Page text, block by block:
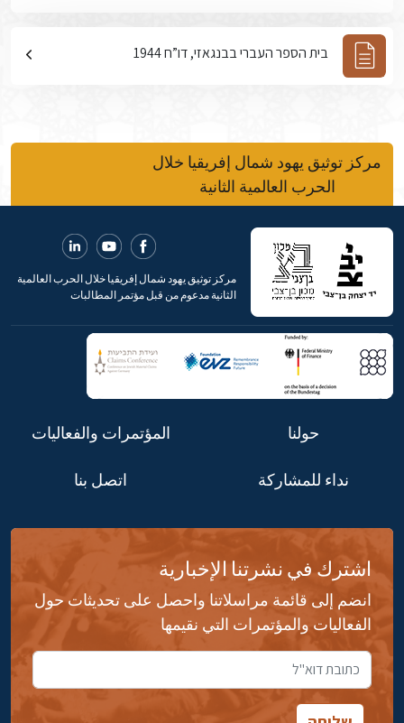
בית הספר העברי בבנגאזי, דו”ח 1944
مركز توثيق يهود شمال إفريقيا خلال
الحرب العالمية الثانية
مركز توثيق يهود شمال إفريقيا خلال الحرب العالمية
الثانية مدعوم من قبل مؤتمر المطالبات
حولنا المؤتمرات والفعاليات
نداء للمشاركة اتصل بنا
اشترك في نشرتنا الإخبارية
انضم إلى قائمة مراسلاتنا واحصل على تحديثات حول
الفعاليات والمؤتمرات التي نقيمها